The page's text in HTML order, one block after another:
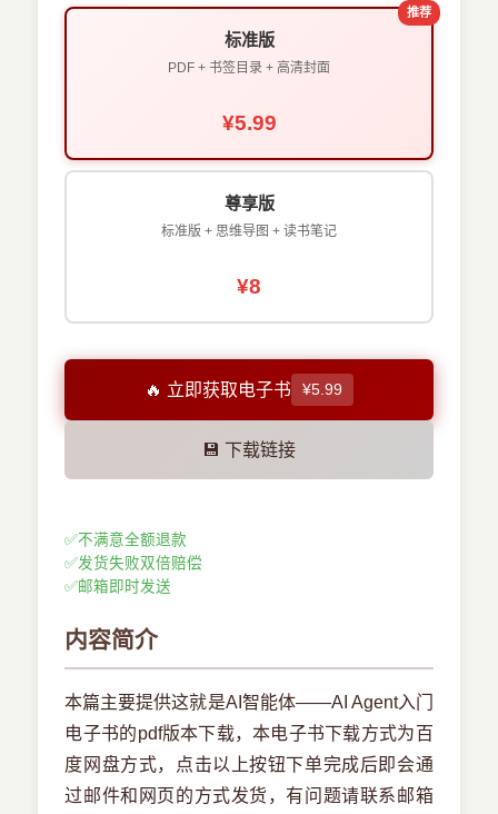
推荐
标准版
PDF + 书签目录 + 高清封面
¥5.99
尊享版
标准版 + 思维导图 + 读书笔记
¥8
🔥 立即获取电子书 ¥5.99
💾 下载链接
✅不满意全额退款
✅发货失败双倍赔偿
✅邮箱即时发送
内容简介
本篇主要提供这就是AI智能体——AI Agent入门
电子书的pdf版本下载，本电子书下载方式为百
度网盘方式，点击以上按钮下单完成后即会通
过邮件和网页的方式发货，有问题请联系邮箱